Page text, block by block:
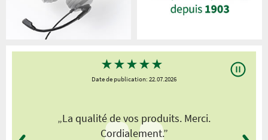
★★★★★
Date de publication: 22.07.2026
„La qualité de vos produits. Merci.
Cordialement.”